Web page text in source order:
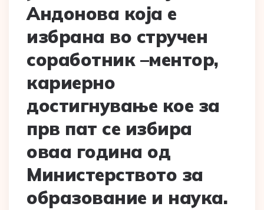
Андонова која е
избрана во стручен
соработник –ментор,
кариерно
достигнување кое за
прв пат се избира
оваа година од
Министерството за
образование и наука.